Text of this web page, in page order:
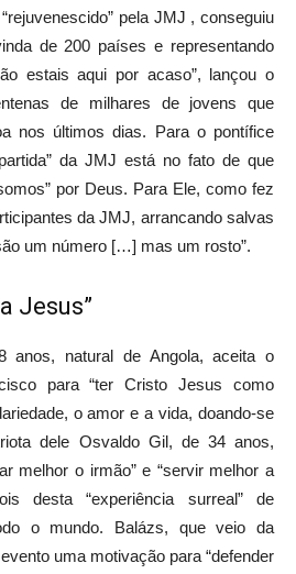
pela JMJ , conseguiu
de 200 países e representando
estais aqui por acaso”, lançou o
de milhares de jovens que
nos últimos dias. Para o pontífice
da JMJ está no fato de que
por Deus. Para Ele, como fez
da JMJ, arrancando salvas
um número […] mas um rosto”.
Jesus”
anos, natural de Angola, aceita o
para “ter Cristo Jesus como
o amor e a vida, doando-se
dele Osvaldo Gil, de 34 anos,
melhor o irmão” e “servir melhor a
desta “experiência surreal” de
o mundo. Balázs, que veio da
uma motivação para “defender